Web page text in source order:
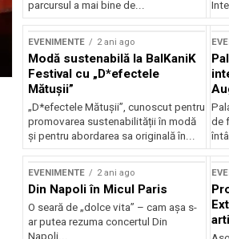
parcursul a mai bine de...
EVENIMENTE 2 ani ago
Modă sustenabilă la BalKaniK
Festival cu „D*efectele
Mătușii”
„D*efectele Mătușii”, cunoscut pentru
promovarea sustenabilității în modă
și pentru abordarea sa originală în...
de
EVENIMENTE 2 ani ago
Din Napoli în Micul Paris
O seară de „dolce vita” – cam așa s-
ar putea rezuma concertul Din
Napoli...